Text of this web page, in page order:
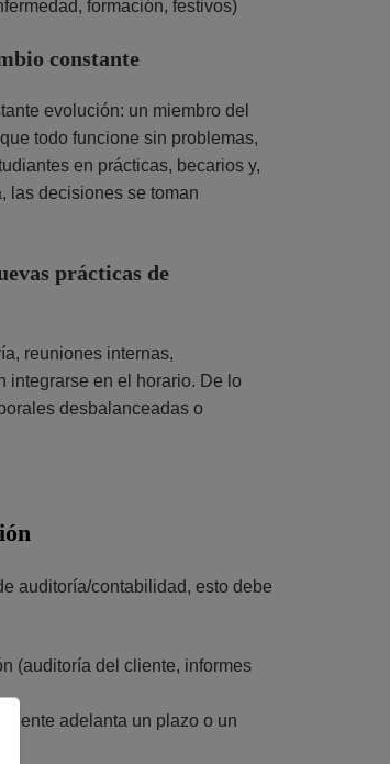
formación, festivos)
constante
evolución: un miembro del
todo funcione sin problemas,
en prácticas, becarios y,
las decisiones se toman
prácticas de
reuniones internas,
en el horario. De lo
desbalanceadas o
auditoría/contabilidad, esto debe
(auditoría del cliente, informes
adelanta un plazo o un